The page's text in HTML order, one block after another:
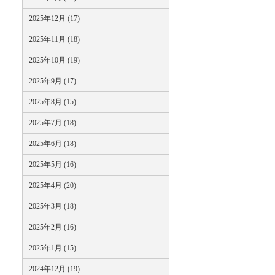
2025年12月 (17)
2025年11月 (18)
2025年10月 (19)
2025年9月 (17)
2025年8月 (15)
2025年7月 (18)
2025年6月 (18)
2025年5月 (16)
2025年4月 (20)
2025年3月 (18)
2025年2月 (16)
2025年1月 (15)
2024年12月 (19)